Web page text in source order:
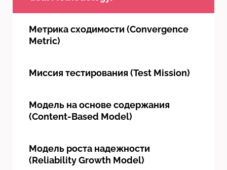
Метрика сходимости (Convergence
Metric)
Миссия тестирования (Test Mission)
Модель на основе содержания
(Content-Based Model)
Модель роста надежности
(Reliability Growth Model)